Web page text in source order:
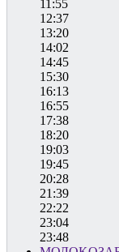
11:55
12:37
13:20
14:02
14:45
15:30
16:13
16:55
17:38
18:20
19:03
19:45
20:28
21:39
22:22
23:04
23:48